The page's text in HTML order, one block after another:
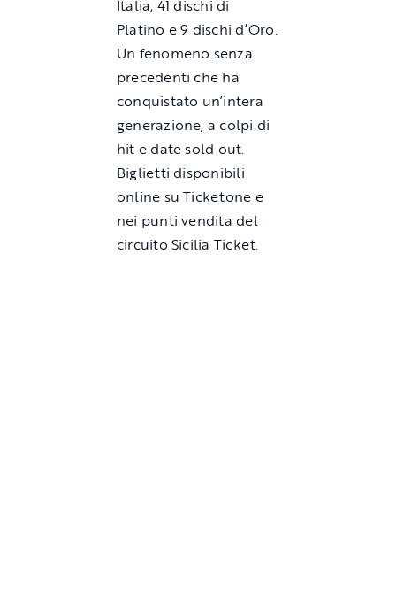
Italia, 41 dischi di
Platino e 9 dischi d’Oro.
Un fenomeno senza
precedenti che ha
conquistato un’intera
generazione, a colpi di
hit e date sold out.
Biglietti disponibili
online su Ticketone e
nei punti vendita del
circuito Sicilia Ticket.